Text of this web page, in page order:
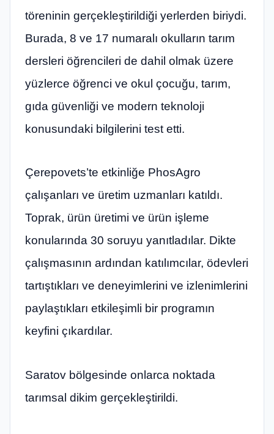
töreninin gerçekleştirildiği yerlerden biriydi.
Burada, 8 ve 17 numaralı okulların tarım
dersleri öğrencileri de dahil olmak üzere
yüzlerce öğrenci ve okul çocuğu, tarım,
gıda güvenliği ve modern teknoloji
konusundaki bilgilerini test etti.
Çerepovets’te etkinliğe PhosAgro
çalışanları ve üretim uzmanları katıldı.
Toprak, ürün üretimi ve ürün işleme
konularında 30 soruyu yanıtladılar. Dikte
çalışmasının ardından katılımcılar, ödevleri
tartıştıkları ve deneyimlerini ve izlenimlerini
paylaştıkları etkileşimli bir programın
keyfini çıkardılar.
Saratov bölgesinde onlarca noktada
tarımsal dikim gerçekleştirildi.